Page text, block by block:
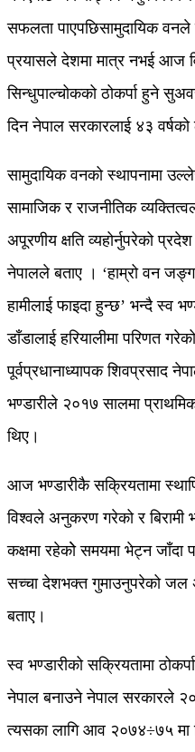
सफलता पाएपछिसामुदायिक
प्रयासले देशमा मात्र नभई आज
सिन्धुपाल्चोकको ठोकर्पा हुने
दिन नेपाल सरकारलाई ४३
सामुदायिक वनको स्थापनामा
सामाजिक र राजनीतिक
अपूरणीय क्षति व्यहोर्नुपरेको
नेपालले बताए । ‘हाम्रो वन
हामीलाई फाइदा हुन्छ’ भन्दै स्व
डाँडालाई हरियालीमा परिणत
पूर्वप्रधानाध्यापक शिवप्रसाद
भण्डारीले २०१७ सालमा
थिए।
आज भण्डारीकै सक्रियतामा
विश्वले अनुकरण गरेको र
कक्षमा रहेकोे समयमा भेट्न जाँदा
सच्चा देशभक्त गुमाउनुपरेको जल
बताए।
स्व भण्डारीको सक्रियतामा
नेपाल बनाउने नेपाल सरकारले
त्यसका लागि आव २०७४÷७५ मा